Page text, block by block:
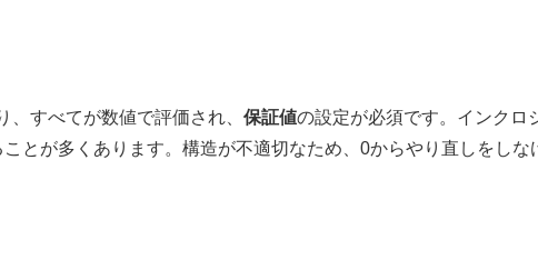
すべてが数値で評価され、 保証値の設定が必須です。インクロ
ことが多くあります。構造が不適切なため、0からやり直しをしな